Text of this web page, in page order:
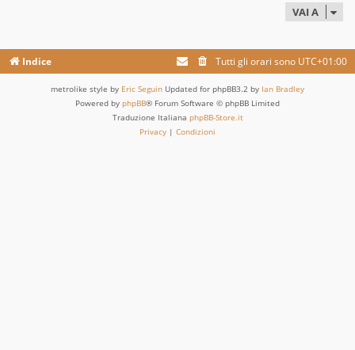
VAI A
Indice Tutti gli orari sono UTC+01:00
metrolike style by Eric Seguin Updated for phpBB3.2 by Ian Bradley
Powered by phpBB® Forum Software © phpBB Limited
Traduzione Italiana phpBB-Store.it
Privacy | Condizioni